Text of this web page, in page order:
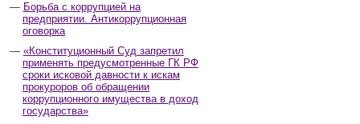
Борьба с коррупцией на
предприятии. Антикоррупционная
оговорка
«Конституционный Суд запретил
применять предусмотренные ГК РФ
сроки исковой давности к искам
прокуроров об обращении
коррупционного имущества в доход
государства»